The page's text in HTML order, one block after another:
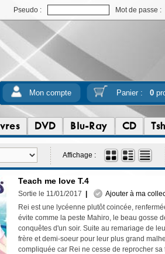
Pseudo : Mot de passe :
Mon compte Panier : 0
DVD Blu-Ray CD
Affichage :
Teach me love T.4
Sortie le 11/01/2017
Ajouter à ma
Rei est une lycéenne plutôt coincée,
évite comme la peste Mahiro, le beau gosse
conquêtes d'un soir. Suite au remariage de
frère et demi-soeur pour leur plus grand
compliquée car Rei ne cesse de reprocher